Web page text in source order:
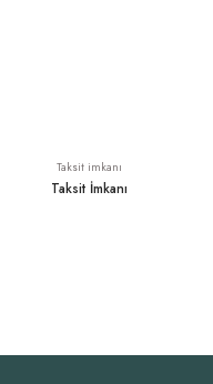
Taksit imkanı
Taksit İmkanı